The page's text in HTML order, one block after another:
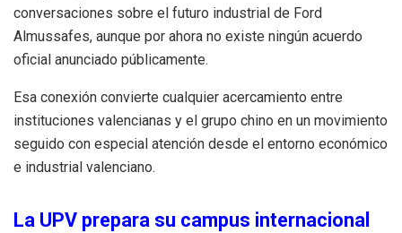
conversaciones sobre el futuro industrial de Ford
Almussafes, aunque por ahora no existe ningún acuerdo
oficial anunciado públicamente.
Esa conexión convierte cualquier acercamiento entre
instituciones valencianas y el grupo chino en un movimiento
seguido con especial atención desde el entorno económico
e industrial valenciano.
La UPV prepara su campus internacional